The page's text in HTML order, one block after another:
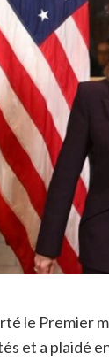
le Premier
et a plaidé